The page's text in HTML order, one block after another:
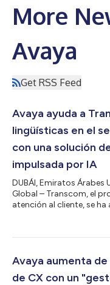
More
Avaya
Get RSS Feed
Avaya ayuda a
lingüísticas en el
con una solución
impulsada por IA
DUBÁI, Emiratos Árabes
Global – Transcom, el
atención al cliente, se
los agentes del centro
solución, respaldada
integrada por Sabio, un...
Avaya aumenta
de CX con un